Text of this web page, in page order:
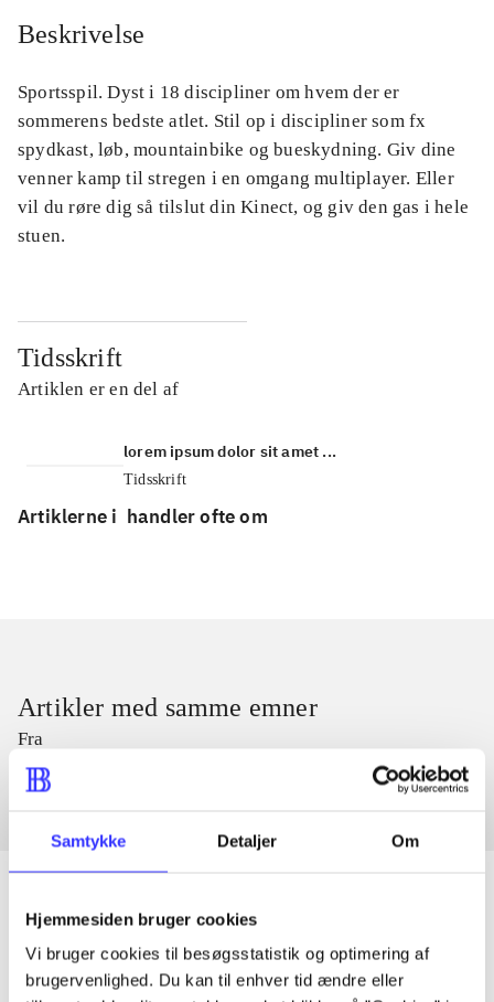
Samtykke Detaljer Om
Hjemmesiden bruger cookies
Vi bruger cookies til besøgsstatistik og optimering af
brugervenlighed. Du kan til enhver tid ændre eller
Beskrivelse
Sportsspil. Dyst i 18 discipliner om hvem der er
sommerens bedste atlet. Stil op i discipliner som fx
spydkast, løb, mountainbike og bueskydning. Giv dine
venner kamp til stregen i en omgang multiplayer. Eller
vil du røre dig så tilslut din Kinect, og giv den gas i hele
stuen.
Tidsskrift
Artiklen er en del af
lorem ipsum dolor sit amet ...
Tidsskrift
Artiklerne i handler ofte om
Artikler med samme emner
Fra
Artikler
Alle registrerede artikler fordelt på udgivelser